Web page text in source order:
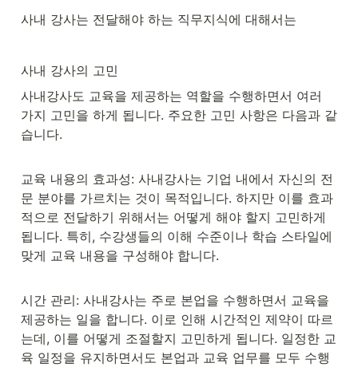
사내 강사는 전달해야 하는 직무지식에 대해서는
사내 강사의 고민
사내강사도 교육을 제공하는 역할을 수행하면서 여러
가지 고민을 하게 됩니다. 주요한 고민 사항은 다음과 같
습니다.
교육 내용의 효과성: 사내강사는 기업 내에서 자신의 전
문 분야를 가르치는 것이 목적입니다. 하지만 이를 효과
적으로 전달하기 위해서는 어떻게 해야 할지 고민하게
됩니다. 특히, 수강생들의 이해 수준이나 학습 스타일에
맞게 교육 내용을 구성해야 합니다.
시간 관리: 사내강사는 주로 본업을 수행하면서 교육을
제공하는 일을 합니다. 이로 인해 시간적인 제약이 따르
는데, 이를 어떻게 조절할지 고민하게 됩니다. 일정한 교
육 일정을 유지하면서도 본업과 교육 업무를 모두 수행